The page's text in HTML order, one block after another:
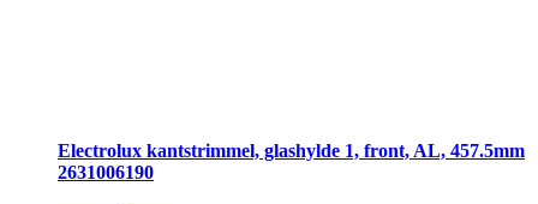
Electrolux kantstrimmel, glashylde 1, front, AL, 457.5mm
2631006190